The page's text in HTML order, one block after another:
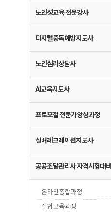
노인성교육 전문강사
디지털중독예방지도사
노인심리상담사
AI교육지도사
프로포절 전문가양성과정
실버레크레이션지도사
공공조달관리사 자격시험대비
온라인종합과정
집합교육과정